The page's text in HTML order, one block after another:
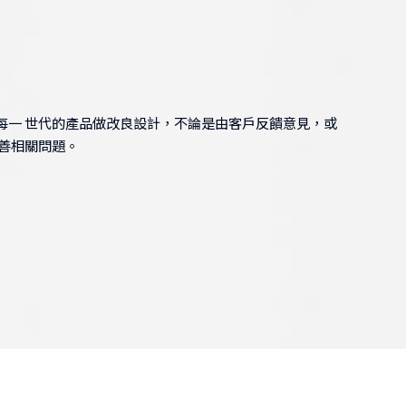
世代的產品做改良設計，不論是由客戶反饋意見，或
相關問題。